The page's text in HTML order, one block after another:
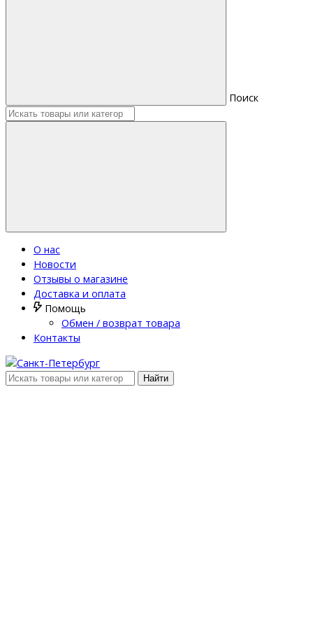
Поиск
О нас
Новости
Отзывы о магазине
Доставка и оплата
Помощь
Обмен / возврат товара
Контакты
Найти